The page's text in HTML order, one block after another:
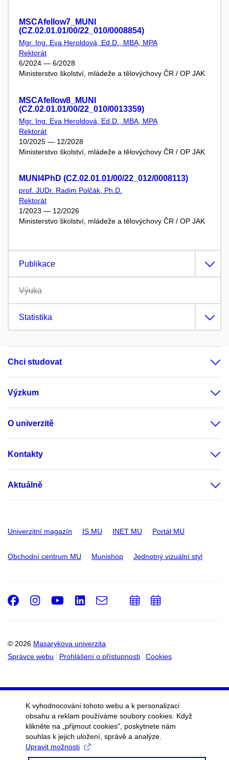
MSCAfellow7_MUNI
(CZ.02.01.01/00/22_010/0008854)
Mgr. Ing. Eva Heroldová, Ed.D., MBA, MPA
Rektorát
6/2024 — 6/2028
Ministerstvo školství, mládeže a tělovýchovy ČR / OP JAK
MSCAfellow8_MUNI
(CZ.02.01.01/00/22_010/0013359)
Mgr. Ing. Eva Heroldová, Ed.D., MBA, MPA
Rektorát
10/2025 — 12/2028
Ministerstvo školství, mládeže a tělovýchovy ČR / OP JAK
MUNI4PhD (CZ.02.01.01/00/22_012/0008113)
prof. JUDr. Radim Polčák, Ph.D.
Rektorát
1/2023 — 12/2026
Ministerstvo školství, mládeže a tělovýchovy ČR / OP JAK
Publikace
Výuka
Statistika
Chci studovat
Výzkum
O univerzitě
Kontakty
Aktuálně
Univerzitní magazín IS MU INET MU Portál MU
Obchodní centrum MU Munishop Jednotný vizuální styl
© 2026 Masarykova univerzita
Správce webu
Prohlášení o přístupnosti Cookies
Facebook
Instagram
Youtube
LinkedIn
e-
PřidatPřidat
K vyhodnocování tohoto webu a k personalizaci
obsahu a reklam používáme soubory cookies. Když
klikněte na „přijmout cookies", poskytnete nám
souhlas k jejich uložení, správě a analýze.
Upravit možnosti